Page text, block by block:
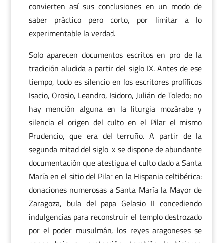
convierten así sus conclusiones en un modo de
saber práctico pero corto, por limitar a lo
experimentable la verdad.
Solo aparecen documentos escritos en pro de la
tradición aludida a partir del siglo IX. Antes de ese
tiempo, todo es silencio en los escritores prolíficos
Isacio, Orosio, Leandro, Isidoro, Julián de Toledo; no
hay mención alguna en la liturgia mozárabe y
silencia el origen del culto en el Pilar el mismo
Prudencio, que era del terruño. A partir de la
segunda mitad del siglo ix se dispone de abundante
documentación que atestigua el culto dado a Santa
María en el sitio del Pilar en la Hispania celtibérica:
donaciones numerosas a Santa María la Mayor de
Zaragoza, bula del papa Gelasio II concediendo
indulgencias para reconstruir el templo destrozado
por el poder musulmán, los reyes aragoneses se